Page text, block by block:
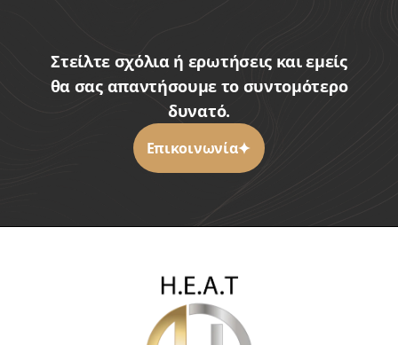
Στείλτε σχόλια ή ερωτήσεις και εμείς
θα σας απαντήσουμε το συντομότερο
δυνατό.
Επικοινωνία